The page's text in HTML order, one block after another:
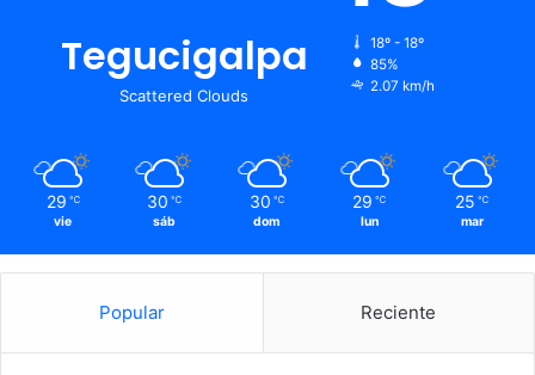
Tegucigalpa
Scattered Clouds
18º - 18º
85%
2.07 km/h
29 ℃
vie
30 ℃
sáb
30 ℃
dom
29 ℃
lun
25 ℃
mar
Popular Reciente